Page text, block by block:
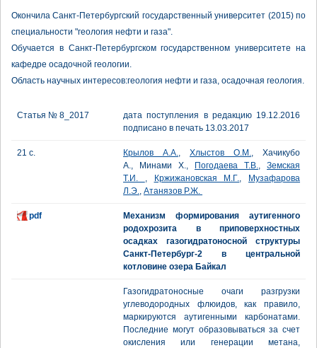
Окончила Санкт-Петербургский государственный университет (2015) по
специальности "геология нефти и газа".
Обучается в Санкт-Петербургском государственном университете на
кафедре осадочной геологии.
Область научных интересов:геология нефти и газа, осадочная геология.
Статья № 8_2017
дата поступления в редакцию 19.12.2016
подписано в печать 13.03.2017
21 с. Крылов А.А., Хлыстов О.М., Хачикубо
А., Минами Х.,
Погодаева Т.В., Земская
Т.И. , Кржижановская М.Г.,
Музафарова
Л.Э., Атанязов Р.Ж.
pdf
Механизм формирования аутигенного
родохрозита в приповерхностных
осадках газогидратоносной структуры
Санкт-Петербург-2 в центральной
котловине озера Байкал
Газогидратоносные очаги разгрузки
углеводородных флюидов, как правило,
маркируются аутигенными карбонатами.
Последние могут образовываться за счет
окисления или генерации метана,